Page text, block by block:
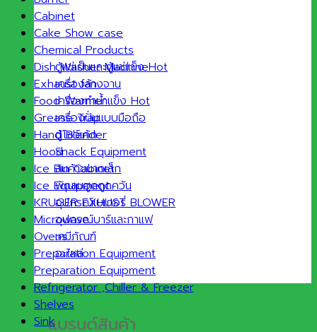
ตู้แช่เย็นและตู้แช่แข็ง
เครื่องล้างจาน
เครื่องทำน้ำแข็ง
เครื่องปั่นแบบมือถือ
ตู้โชว์เค้ก
Snack Equipment
สินค้าขนาดเล็ก
พัดลมฮูดดูดควัน
อุปกรณ์เบเกอรี่
อุปกรณ์บาร์และกาแฟ
เคมีภัณฑ์
อะไหล่
แบรนด์สินค้า
Cabinet
Cake Show case
Chemical Products
Dish Washer Machine
Exhaust fan
Food Warmer
Grease Trap
Hand Blender
Hood
Ice Bin Cabinet
Ice Equipment
KRUGER EXHUST BLOWER
Microwave
Ovens
Preparation Equipment
Preparation Equipment
Refrigerator ,Chiller & Freezer
Shelves
Sink